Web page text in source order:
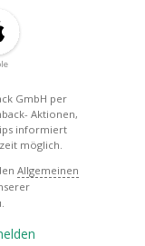
GmbH per
Aktionen,
informiert
möglich.
Allgemeinen